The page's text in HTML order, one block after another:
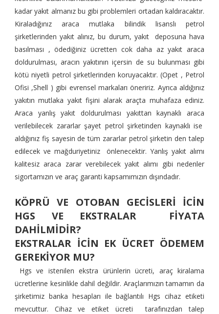
kadar yakıt almanız bu gibi problemleri ortadan kaldıracaktır.
Kiraladığınız araca mutlaka bilindik lisanslı petrol
şirketlerinden yakıt alınız, bu durum, yakıt deposuna hava
basılması , ödediğiniz ücretten cok daha az yakıt araca
doldurulması, aracın yakıtının içersin de su bulunması gibi
kötü niyetli petrol şirketlerinden koruyacaktır. (Opet , Petrol
Ofisi ,Shell ) gibi evrensel markaları öneririz. Ayrıca aldığınız
yakıtın mutlaka yakıt fişini alarak araçta muhafaza ediniz.
Araca yanlış yakıt doldurulması yakıttan kaynaklı araca
verilebilecek zararlar şayet petrol şirketinden kaynaklı ise
aldığınız fiş sayesin de tüm zararlar petrol şirketin den talep
edilecek ve mağduriyetiniz önlenecektir. Yanlış yakıt alımı
kalitesiz araca zarar verebilecek yakıt alımı gibi nedenler
sigortamızın ve araç garanti kapsamımızın dışındadır.
KÖPRÜ VE OTOBAN GECİSLERİ İCİN
HGS VE EKSTRALAR FİYATA
DAHİLMİDİR?
EKSTRALAR İCİN EK ÜCRET ÖDEMEM
GEREKİYOR MU?
Hgs ve istenilen ekstra ürünlerin ücreti, araç kiralama
ücretlerine kesinlikle dahil değildir. Araçlarımızın tamamın da
şirketimiz banka hesapları ile bağlantılı Hgs cihaz etiketi
mevcuttur. Cihaz ve etiket ücreti tarafınızdan talep